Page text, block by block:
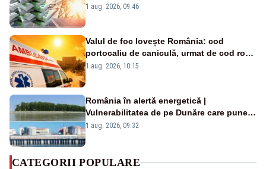
Analiză Realitatea Plus
1 aug. 2026, 09:46
Valul de foc lovește România: cod
portocaliu de caniculă, urmat de cod roșu
duminică. Temperaturile urcă spre 40°C
1 aug. 2026, 10:15
România în alertă energetică |
Vulnerabilitatea de pe Dunăre care pune
în pericol Centrala Cernavodă era
1 aug. 2026, 09:32
CATEGORII POPULARE